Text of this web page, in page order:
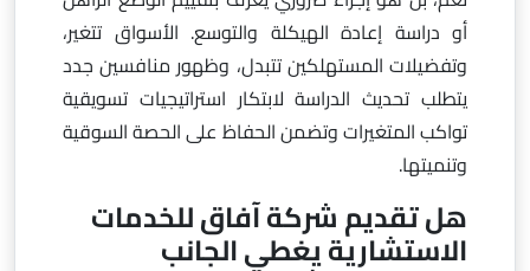
أو دراسة إعادة الهيكلة والتوسع. الأسواق تتغير،
وتفضيلات المستهلكين تتبدل، وظهور منافسين جدد
يتطلب تحديث الدراسة لابتكار استراتيجيات تسويقية
تواكب المتغيرات وتضمن الحفاظ على الحصة السوقية
وتنميتها.
هل تقديم شركة آفاق للخدمات
الاستشارية يغطي الجانب